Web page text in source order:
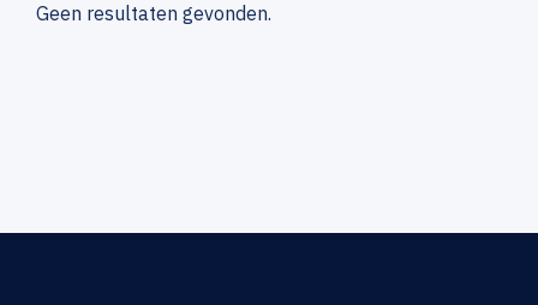
Geen resultaten gevonden.